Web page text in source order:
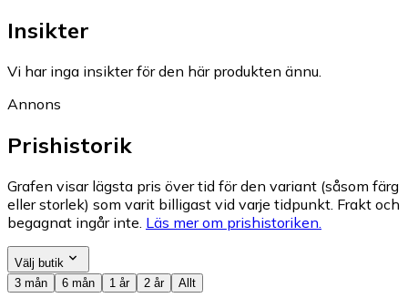
Insikter
Vi har inga insikter för den här produkten ännu.
Annons
Prishistorik
Grafen visar lägsta pris över tid för den variant (såsom färg
eller storlek) som varit billigast vid varje tidpunkt. Frakt och
begagnat ingår inte. Läs mer om prishistoriken.
Välj butik
3 mån
6 mån 1 år 2 år Allt